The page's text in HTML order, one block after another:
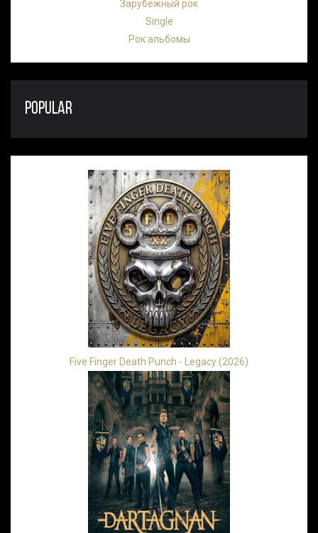
Зарубежный рок
Single
Рок альбомы
POPULAR
Five Finger Death Punch - Legacy (2026)